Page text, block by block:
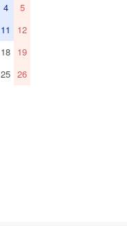
4
5
11
12
18 19
25 26